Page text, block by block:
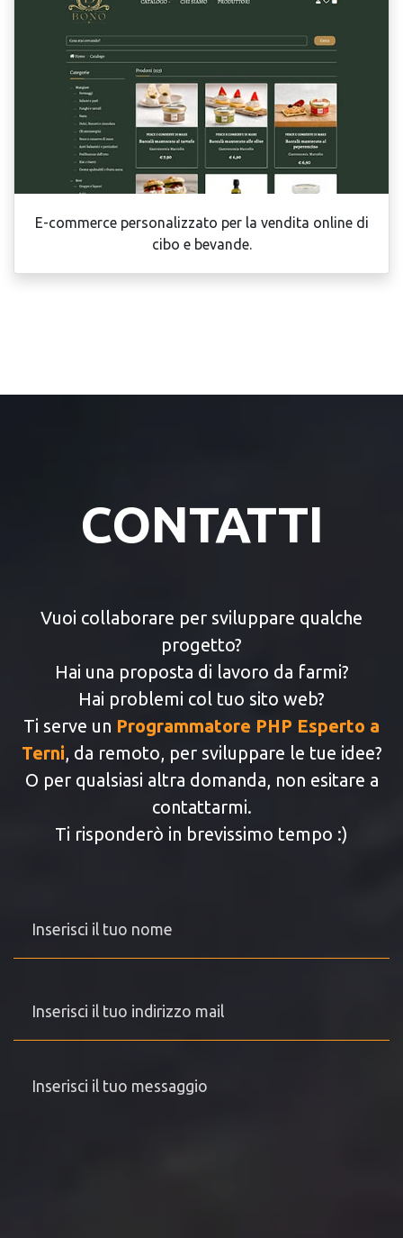
E-commerce personalizzato per la vendita online di
cibo e bevande.
CONTATTI
Vuoi collaborare per sviluppare qualche
progetto?
Hai una proposta di lavoro da farmi?
Hai problemi col tuo sito web?
Ti serve un Programmatore PHP Esperto a
Terni , da remoto, per sviluppare le tue idee?
O per qualsiasi altra domanda, non esitare a
contattarmi.
Ti risponderò in brevissimo tempo :)